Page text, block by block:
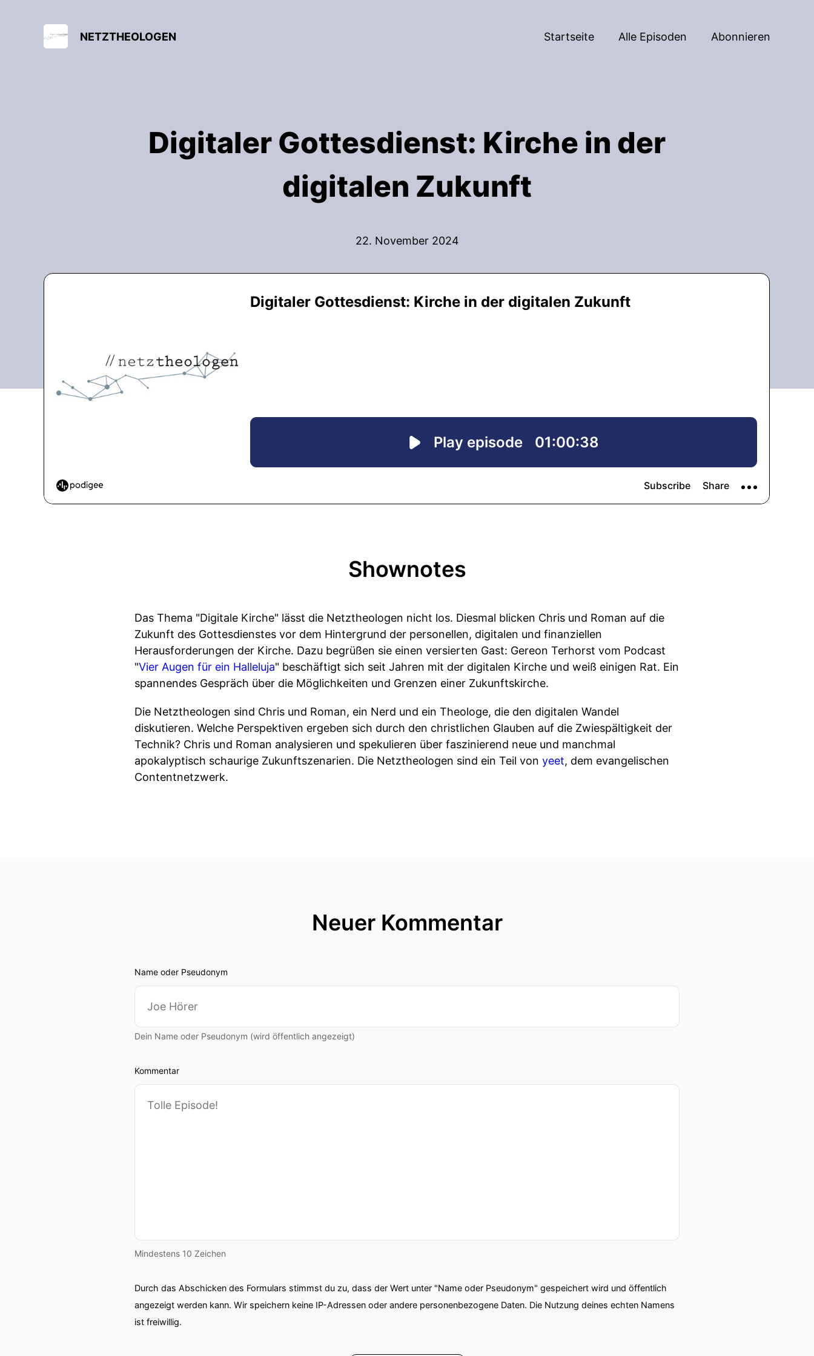
NETZTHEOLOGEN Startseite Alle Episoden Abonnieren
Digitaler Gottesdienst: Kirche in der
digitalen Zukunft
22. November 2024
Shownotes
Das Thema "Digitale Kirche" lässt die Netztheologen nicht los. Diesmal blicken Chris und Roman auf die
Zukunft des Gottesdienstes vor dem Hintergrund der personellen, digitalen und finanziellen
Herausforderungen der Kirche. Dazu begrüßen sie einen versierten Gast: Gereon Terhorst vom Podcast
"Vier Augen für ein Halleluja" beschäftigt sich seit Jahren mit der digitalen Kirche und weiß einigen Rat. Ein
spannendes Gespräch über die Möglichkeiten und Grenzen einer Zukunftskirche.
Die Netztheologen sind Chris und Roman, ein Nerd und ein Theologe, die den digitalen Wandel
diskutieren. Welche Perspektiven ergeben sich durch den christlichen Glauben auf die Zwiespältigkeit der
Technik? Chris und Roman analysieren und spekulieren über faszinierend neue und manchmal
apokalyptisch schaurige Zukunftszenarien. Die Netztheologen sind ein Teil von yeet, dem evangelischen
Contentnetzwerk.
Neuer Kommentar
Name oder Pseudonym
Dein Name oder Pseudonym (wird öffentlich angezeigt)
Kommentar
Mindestens 10 Zeichen
Durch das Abschicken des Formulars stimmst du zu, dass der Wert unter "Name oder Pseudonym" gespeichert wird und öffentlich
angezeigt werden kann. Wir speichern keine IP-Adressen oder andere personenbezogene Daten. Die Nutzung deines echten Namens
ist freiwillig.